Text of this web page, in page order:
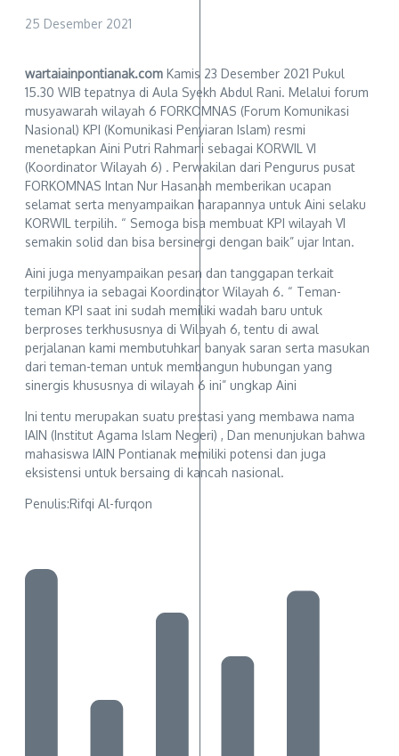
25 Desember 2021
wartaiainpontianak.com Kamis 23 Desember 2021 Pukul
15.30 WIB tepatnya di Aula Syekh Abdul Rani. Melalui forum
musyawarah wilayah 6 FORKOMNAS (Forum Komunikasi
Nasional) KPI (Komunikasi Penyiaran Islam) resmi
menetapkan Aini Putri Rahmani sebagai KORWIL VI
(Koordinator Wilayah 6) . Perwakilan dari Pengurus pusat
FORKOMNAS Intan Nur Hasanah memberikan ucapan
selamat serta menyampaikan harapannya untuk Aini selaku
KORWIL terpilih. “ Semoga bisa membuat KPI wilayah VI
semakin solid dan bisa bersinergi dengan baik” ujar Intan.
Aini juga menyampaikan pesan dan tanggapan terkait
terpilihnya ia sebagai Koordinator Wilayah 6. “ Teman-
teman KPI saat ini sudah memiliki wadah baru untuk
berproses terkhususnya di Wilayah 6, tentu di awal
perjalanan kami membutuhkan banyak saran serta masukan
dari teman-teman untuk membangun hubungan yang
sinergis khususnya di wilayah 6 ini” ungkap Aini
Ini tentu merupakan suatu prestasi yang membawa nama
IAIN (Institut Agama Islam Negeri) , Dan menunjukan bahwa
mahasiswa IAIN Pontianak memiliki potensi dan juga
eksistensi untuk bersaing di kancah nasional.
Penulis:Rifqi Al-furqon